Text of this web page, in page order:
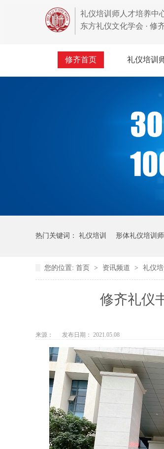
礼仪培训师人才培养中
东方礼仪文化学会 · 修
修齐首页 礼仪培训
热门关键词： 礼仪培训 形体礼仪培训师
您的位置: 首页 > 资讯频道 > 礼仪
修齐礼仪
来源： 发布日期： 2021.05.08